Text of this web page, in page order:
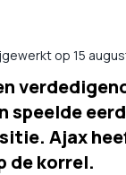
op 15
speelde
Ajax
de korrel.